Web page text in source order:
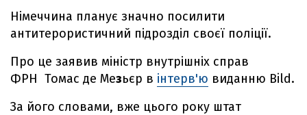
Німеччина планує значно посилити
антитерористичний підрозділ своєї поліції.
Про це заявив міністр внутрішніх справ
ФРН Томас де Мезьєр в інтерв'ю виданню Bild.
За його словами, вже цього року штат